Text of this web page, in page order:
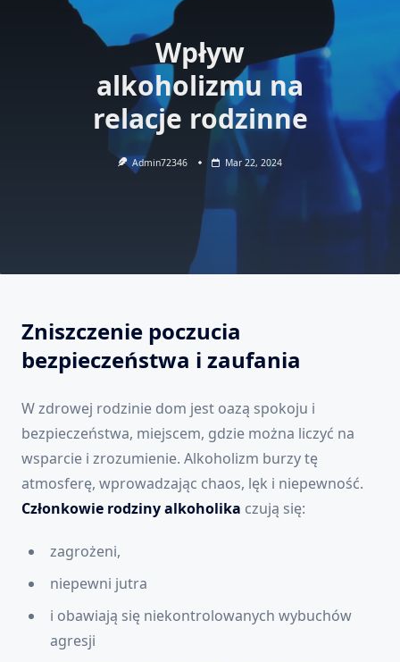
Wpływ
alkoholizmu na
relacje rodzinne
Admin72346 Mar 22, 2024
Zniszczenie poczucia
bezpieczeństwa i zaufania
W zdrowej rodzinie dom jest oazą spokoju i
bezpieczeństwa, miejscem, gdzie można liczyć na
wsparcie i zrozumienie. Alkoholizm burzy tę
atmosferę, wprowadzając chaos, lęk i niepewność.
Członkowie rodziny alkoholika czują się:
zagrożeni,
niepewni jutra
i obawiają się niekontrolowanych wybuchów
agresji